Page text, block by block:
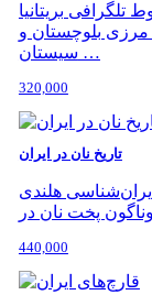
بریتانیا
مرزی بلوچستان و
سیستان …
320,000
تاریخ نان در ایران
هلندی
440,000